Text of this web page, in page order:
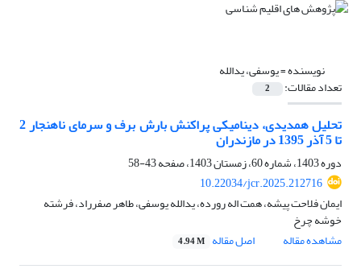
نویسنده =یوسفی، یدالله
تعداد مقالات: 2
تحلیل همدیدی، دینامیکی پراکنش بارش برف و سرمای ناهنجار 2
تا 5 آذر 1395 در مازندران
دوره 1403، شماره 60، زمستان 1403، صفحه
43-58
10.22034/jcr.2025.212716
ایمان فلاحت پیشه، همت اله رورده، یدالله یوسفی، طاهر صفرراد، فرشته
خوشه چرخ
مشاهده مقاله
اصل مقاله 4.94 M